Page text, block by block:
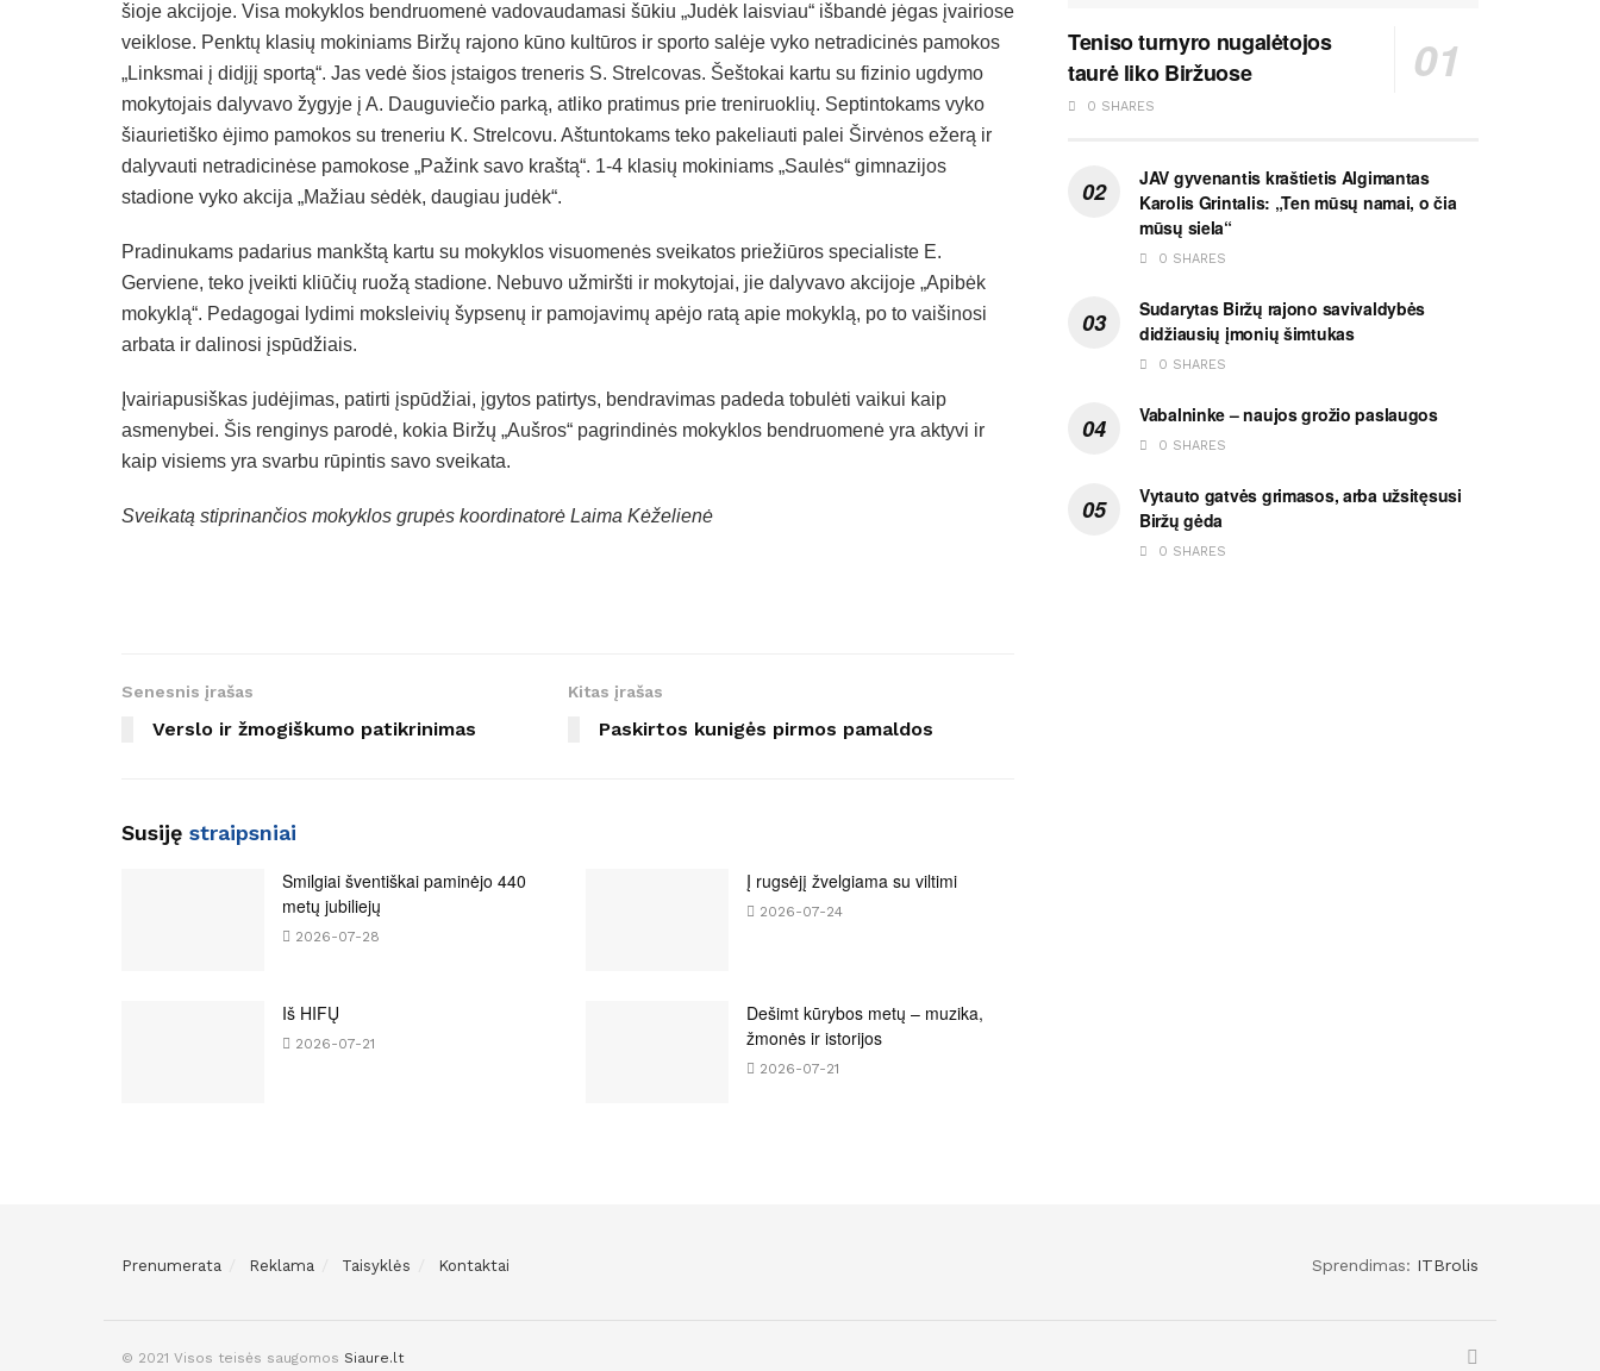
šioje akcijoje. Visa mokyklos bendruomenė vadovaudamasi šūkiu „Judėk laisviau“ išbandė jėgas įvairiose
veiklose. Penktų klasių mokiniams Biržų rajono kūno kultūros ir sporto salėje vyko netradicinės pamokos
„Linksmai į didįjį sportą“. Jas vedė šios įstaigos treneris S. Strelcovas. Šeštokai kartu su fizinio ugdymo
mokytojais dalyvavo žygyje į A. Dauguviečio parką, atliko pratimus prie treniruoklių. Septintokams vyko
šiaurietiško ėjimo pamokos su treneriu K. Strelcovu. Aštuntokams teko pakeliauti palei Širvėnos ežerą ir
dalyvauti netradicinėse pamokose „Pažink savo kraštą“. 1-4 klasių mokiniams „Saulės“ gimnazijos
stadione vyko akcija „Mažiau sėdėk, daugiau judėk“.
Pradinukams padarius mankštą kartu su mokyklos visuomenės sveikatos priežiūros specialiste E.
Gerviene, teko įveikti kliūčių ruožą stadione. Nebuvo užmiršti ir mokytojai, jie dalyvavo akcijoje „Apibėk
mokyklą“. Pedagogai lydimi moksleivių šypsenų ir pamojavimų apėjo ratą apie mokyklą, po to vaišinosi
arbata ir dalinosi įspūdžiais.
Įvairiapusiškas judėjimas, patirti įspūdžiai, įgytos patirtys, bendravimas padeda tobulėti vaikui kaip
asmenybei. Šis renginys parodė, kokia Biržų „Aušros“ pagrindinės mokyklos bendruomenė yra aktyvi ir
kaip visiems yra svarbu rūpintis savo sveikata.
Sveikatą stiprinančios mokyklos grupės koordinatorė Laima Kėželienė
Senesnis įrašas
Verslo ir žmogiškumo patikrinimas
Kitas įrašas
Paskirtos kunigės pirmos pamaldos
Susiję straipsniai
Smilgiai šventiškai paminėjo 440
metų jubiliejų
2026-07-28
Į rugsėjį žvelgiama su viltimi
2026-07-24
Iš HIFŲ
2026-07-21
Dešimt kūrybos metų – muzika,
žmonės ir istorijos
2026-07-21
Teniso turnyro nugalėtojos
taurė liko Biržuose
0 SHARES
JAV gyvenantis kraštietis Algimantas
Karolis Grintalis: „Ten mūsų namai, o čia
mūsų siela“
0 SHARES
Sudarytas Biržų rajono savivaldybės
didžiausių įmonių šimtukas
0 SHARES
Vabalninke – naujos grožio paslaugos
0 SHARES
Vytauto gatvės grimasos, arba užsitęsusi
Biržų gėda
0 SHARES
Prenumerata Reklama Taisyklės Kontaktai Sprendimas: ITBrolis
© 2021 Visos teisės saugomos Siaure.lt